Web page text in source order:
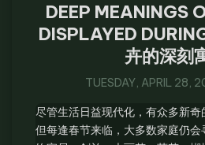
DEEP MEANINGS
DISPLAYED
卉的深刻
TUESDAY, APRIL 28,
尽管生活日益现代化，有众多新奇
但每逢春节来临，大多数家庭仍